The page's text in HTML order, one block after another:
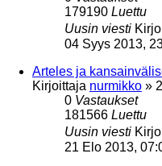
179190 Luettu
Uusin viesti
04 Syys 2013,
Arteles ja
Kirjoittaja nurmikko »
0 Vastaukset
181566 Luettu
Uusin viesti
21 Elo 2013,